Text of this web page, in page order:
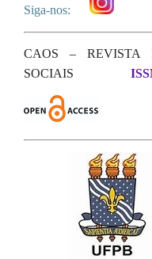
Siga-nos:
CAOS – REVISTA
SOCIAIS